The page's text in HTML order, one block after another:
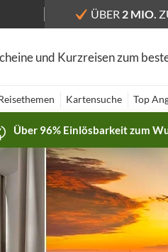
ÜBER 2 MIO.
und Kurzreisen zum
Kartensuche Top
Über 96% Einlösbarkeit zum